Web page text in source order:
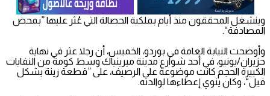
وينشغل المحققون منذ أيام بملكية الحصالة التي عُثر عليها ”بمحض
المصادفة“.
وأوضحت النيابة العامة في بوردو، الخميس، أن رجلا عثر في نهاية
حزيران/يونيو، في أحد شوارع مدينة ميرينياك وسط كومة من النفايات
الكبيرة الحجم كانت موضوعة على الرصيف، على ”قطعة زينة بشكل
فيل“، وكان ينوي إعطاءها لوالدته.